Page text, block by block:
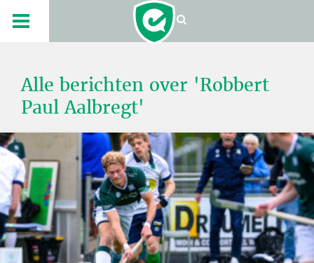
Alle berichten over 'Robbert
Paul Aalbregt'